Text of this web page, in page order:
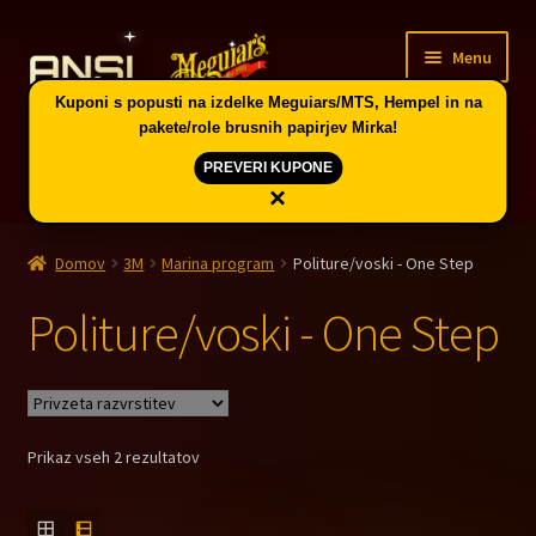
to
navigation
to
content
Menu
Domov
menu
Trgovina
PE CELJE
Domov 3M Marina program Politure/voski - One Step
Politure/voski - One Step
Prikaz vseh 2 rezultatov
Kuponi s popusti na izdelke Meguiars/MTS, Hempel in na
pakete/role brusnih papirjev Mirka!
PREVERI KUPONE
×